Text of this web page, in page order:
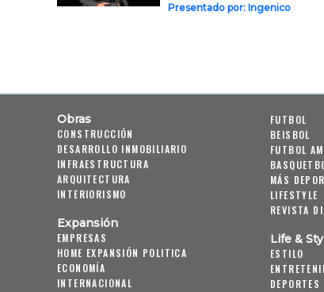
Presentado por: Ingenico
Obras
CONSTRUCCIÓN
DESARROLLO INMOBILIARIO
INFRAESTRUCTURA
ARQUITECTURA
INTERIORISMO
Expansión
EMPRESAS
HOME EXPANSIÓN POLITICA
ECONOMÍA
INTERNACIONAL
FUTBOL
BEISBOL
FUTBOL
MÁS
LIFESTYLE
REVISTA
Life &
ESTILO
DEPORTES